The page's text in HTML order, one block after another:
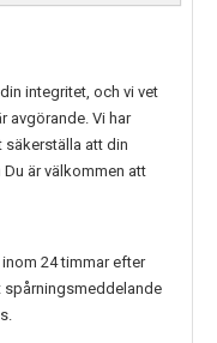
integritet, och vi vet
avgörande. Vi har
att din
är välkommen att
24 timmar efter
spårningsmeddelande